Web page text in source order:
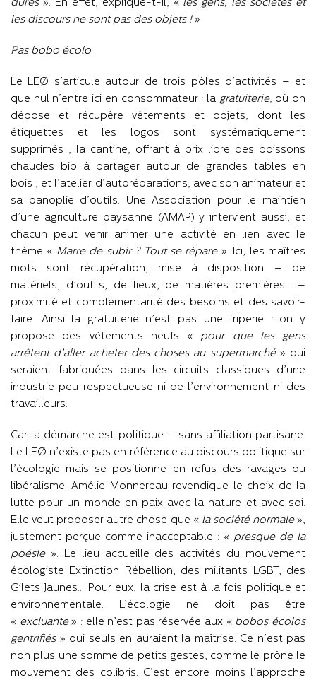
dures». En effet, explique-t-il, « les gens, les sociétés et
les discours ne sont pas des objets !»
Pas bobo écolo
Le LEØ s’articule autour de trois pôles d’activités – et
que nul n’entre ici en consommateur : la gratuiterie, où on
dépose et récupère vêtements et objets, dont les
étiquettes et les logos sont systématiquement
supprimés ; la cantine, offrant à prix libre des boissons
chaudes bio à partager autour de grandes tables en
bois ; et l’atelier d’autoréparations, avec son animateur et
sa panoplie d’outils. Une Association pour le maintien
d’une agriculture paysanne (AMAP) y intervient aussi, et
chacun peut venir animer une activité en lien avec le
thème « Marre de subir ? Tout se répare». Ici, les maîtres
mots sont récupération, mise à disposition – de
matériels, d’outils, de lieux, de matières premières… –
proximité et complémentarité des besoins et des savoir-
faire. Ainsi la gratuiterie n’est pas une friperie : on y
propose des vêtements neufs « pour que les gens
arrêtent d’aller acheter des choses au supermarché» qui
seraient fabriquées dans les circuits classiques d’une
industrie peu respectueuse ni de l’environnement ni des
travailleurs.
Car la démarche est politique – sans affiliation partisane.
Le LEØ n’existe pas en référence au discours politique sur
l’écologie mais se positionne en refus des ravages du
libéralisme. Amélie Monnereau revendique le choix de la
lutte pour un monde en paix avec la nature et avec soi.
Elle veut proposer autre chose que « la société normale»,
justement perçue comme inacceptable : « presque de la
poésie». Le lieu accueille des activités du mouvement
écologiste Extinction Rébellion, des militants LGBT, des
Gilets Jaunes… Pour eux, la crise est à la fois politique et
environnementale. L’écologie ne doit pas être
« excluante» : elle n’est pas réservée aux « bobos écolos
gentrifiés» qui seuls en auraient la maîtrise. Ce n’est pas
non plus une somme de petits gestes, comme le prône le
mouvement des colibris. C’est encore moins l’approche